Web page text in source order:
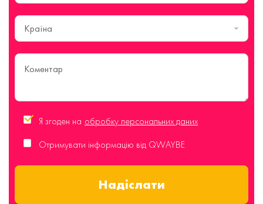
Країна
Я згоден на обробку персональних даних
Отримувати інформацію від QWAYBE
Надіслати